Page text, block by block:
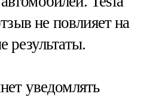
не повлияет на
результаты.
уведомлять